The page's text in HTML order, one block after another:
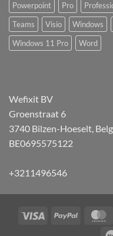
Powerpoint
Pro
Teams
Visio Windows
Windows 11 Pro
Word
Wefixit BV
Groenstraat 6
3740 Bilzen-Hoeselt,
BE0695575122
+3211496546
Visa PayPal